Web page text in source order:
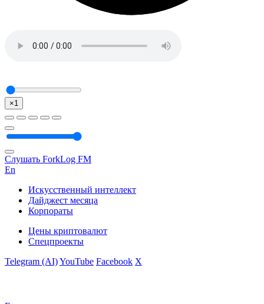
×1
Слушать ForkLog FM
En
Искусственный интеллект
Дайджест месяца
Корпораты
Цены криптовалют
Спецпроекты
Telegram (AI)YouTube Facebook X